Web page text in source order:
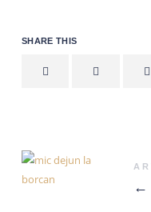
SHARE THIS
←